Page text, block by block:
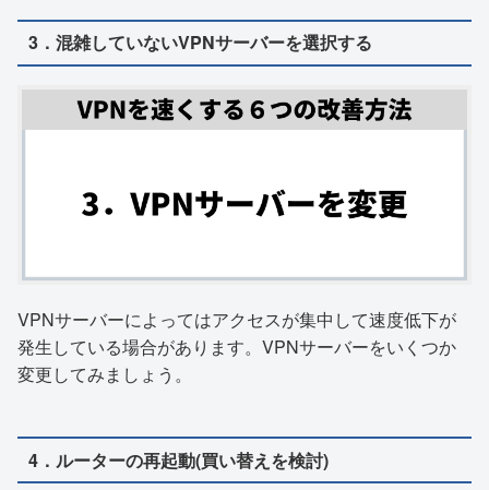
3．混雑していないVPNサーバーを選択する
VPNサーバーによってはアクセスが集中して速度低下が
発生している場合があります。VPNサーバーをいくつか
変更してみましょう。
4．ルーターの再起動(買い替えを検討)